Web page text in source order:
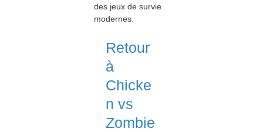
des jeux de survie
modernes.
Retour
à
Chicke
n vs
Zombie